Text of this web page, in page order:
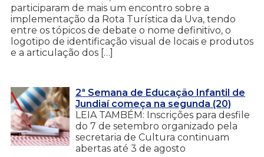
participaram de mais um encontro sobre a
implementação da Rota Turística da Uva, tendo
entre os tópicos de debate o nome definitivo, o
logotipo de identificação visual de locais e produtos
e a articulação dos […]
2ª Semana de Educação Infantil de
Jundiaí começa na segunda (20)
LEIA TAMBÉM: Inscrições para desfile
do 7 de setembro organizado pela
secretaria de Cultura continuam
abertas até 3 de agosto